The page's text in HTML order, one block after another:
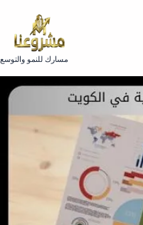
مسارك للنمو والتوسع